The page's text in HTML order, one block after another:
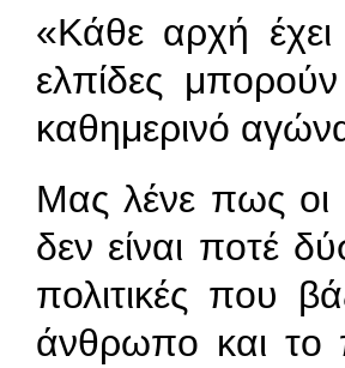
«Κάθε αρχή
ελπίδες
καθημερινό
Μας λένε πως οι
δεν είναι ποτέ
πολιτικές που
άνθρωπο και το